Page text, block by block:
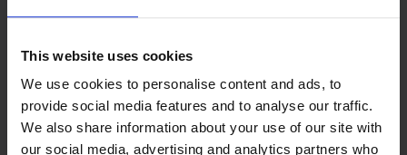
This website uses cookies
We use cookies to personalise content and ads, to
provide social media features and to analyse our traffic.
We also share information about your use of our site with
our social media, advertising and analytics partners who